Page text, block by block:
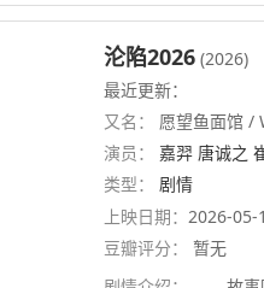
沦陷2026 (2026)
最近更新：
又名：
愿望鱼面馆
演员：
嘉羿 唐诚之
类型：
剧情
上映日期： 2026-05-
豆瓣评分：
暂无